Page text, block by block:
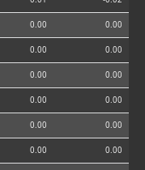
0.00 0.00
0.00 0.00
0.00 0.00
0.00 0.00
0.00 0.00
0.00 0.00